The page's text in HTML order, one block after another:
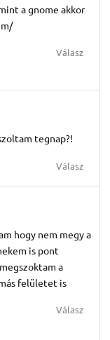
a gnome akkor
Válasz
tegnap?!
Válasz
hogy nem megy a
is pont
a
felületet is
Válasz